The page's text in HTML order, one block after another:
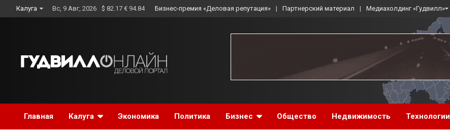
to
Калуга Вс, 9 Авг, 2026 $ 82.17 € 94.84 Бизнес-премия «Деловая репутация» Партнерский материал Медиахолдинг «Гудвилл»
Главная Калуга Экономика Политика Бизнес Общество Недвижимость Технологии